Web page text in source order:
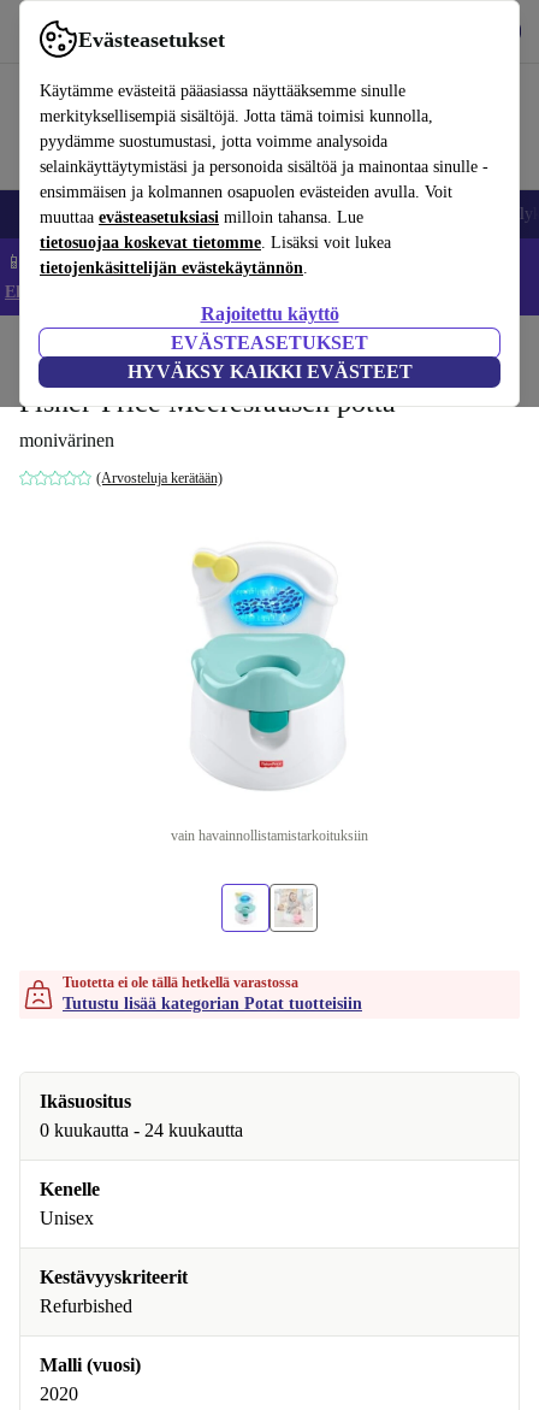
Evästeasetukset
Käytämme evästeitä pääasiassa näyttääksemme sinulle
merkityksellisempiä sisältöjä. Jotta tämä toimisi kunnolla,
pyydämme suostumustasi, jotta voimme analysoida
selainkäyttäytymistäsi ja personoida sisältöä ja mainontaa sinulle -
ensimmäisen ja kolmannen osapuolen evästeiden avulla. Voit
muuttaa evästeasetuksiasi milloin tahansa. Lue
tietosuojaa koskevat tietomme. Lisäksi voit lukea
tietojenkäsittelijän evästekäytännön.
Rajoitettu käyttö
EVÄSTEASETUKSET
HYVÄKSY KAIKKI EVÄSTEET
Käytä refurbed-palvelua nopeasti ja helposti
Matkapuhelimet ja älypuhelimet Kannettavat tietokoneet
📱 Säästä 5 % LISÄÄ iPhoneista – Koodi: IPHONEDEAL –
Ehdot ja säännöt
Potat ja pesut Potat
Fisher-Price Meeresrausch potta
monivärinen
(Arvosteluja kerätään)
vain havainnollistamistarkoituksiin
Tuotetta ei ole tällä hetkellä varastossa
Tutustu lisää kategorian Potat tuotteisiin
Ikäsuositus
0 kuukautta - 24 kuukautta
Kenelle
Unisex
Kestävyyskriteerit
Refurbished
Malli (vuosi)
2020